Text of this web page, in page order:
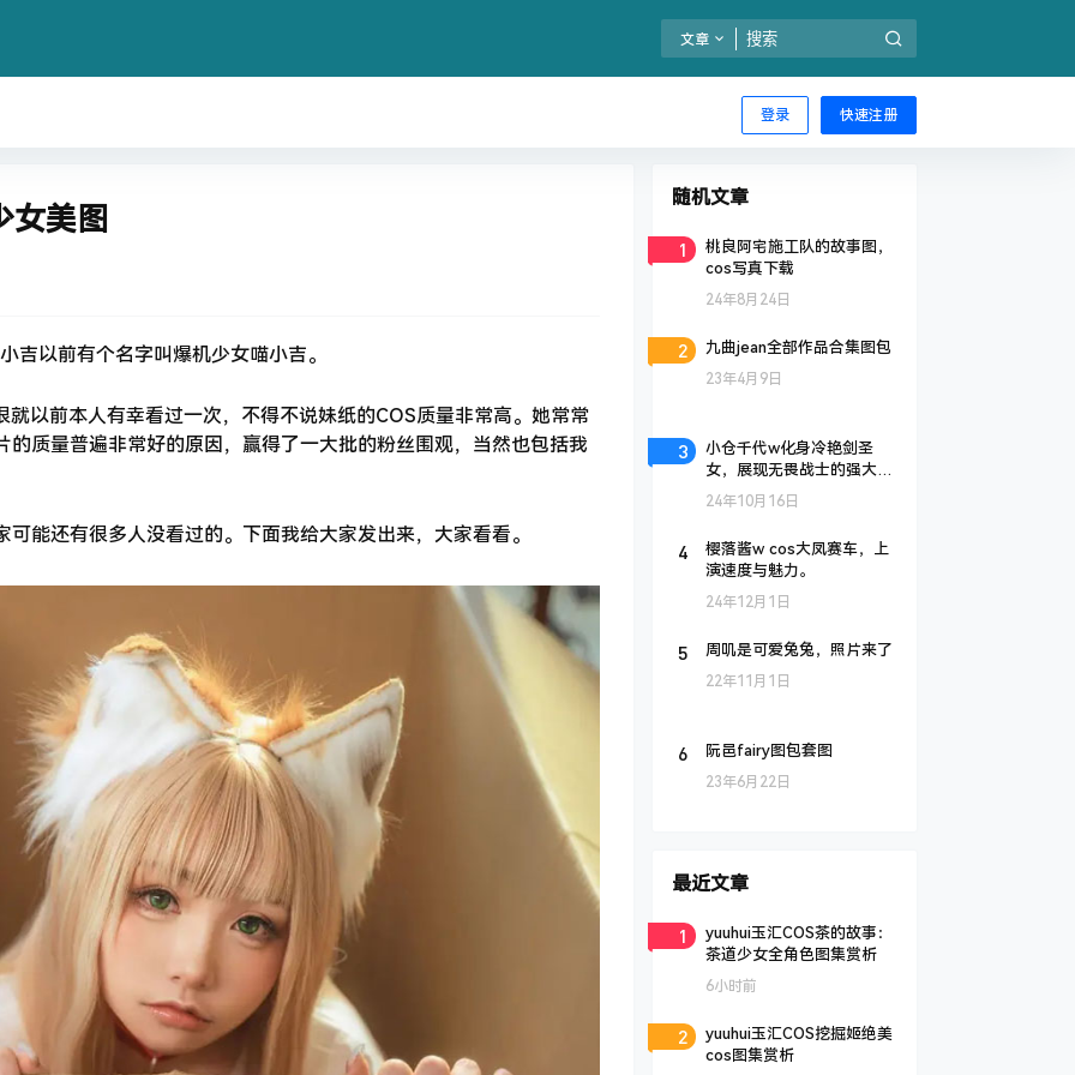
文章
登录 快速注册
女美图
吉以前有个名字叫爆机少女喵小吉。
以前本人有幸看过一次，不得不说妹纸的COS质量非常高。她常常
质量普遍非常好的原因，赢得了一大批的粉丝围观，当然也包括我
能还有很多人没看过的。下面我给大家发出来，大家看看。
随机文章
1
桃良阿宅施工队的故事图，
cos写真下载
24年8月24日
2 九曲jean全部作品合集图包
23年4月9日
3
小仓千代w化身冷艳剑圣
女，展现无畏战士的强大气
场
24年10月16日
4
樱落酱w cos大凤赛车，上
演速度与魅力。
24年12月1日
5 周叽是可爱兔兔，照片来了
22年11月1日
6 阮邑fairy图包套图
23年6月22日
最近文章
1
yuuhui玉汇COS茶的故事：
茶道少女全角色图集赏析
6小时前
2
yuuhui玉汇COS挖掘姬绝美
cos图集赏析